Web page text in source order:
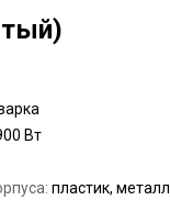
Вт
пластик, металл